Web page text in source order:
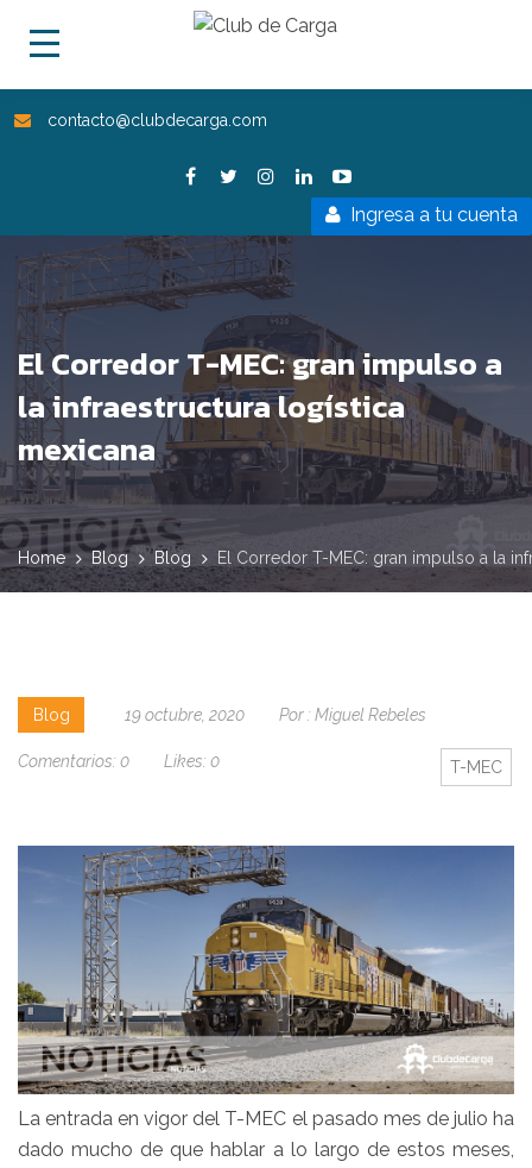
contacto@clubdecarga.com
Ingresa a tu cuenta
El Corredor T-MEC: gran impulso a
la infraestructura logística
mexicana
Home Blog Blog El Corredor T-MEC: gran impulso a la
Blog 19 octubre, 2020 Por : Miguel Rebeles
Comentarios: 0 Likes: 0 T-MEC
La entrada en vigor del T-MEC el pasado mes de julio ha
dado mucho de que hablar a lo largo de estos meses,